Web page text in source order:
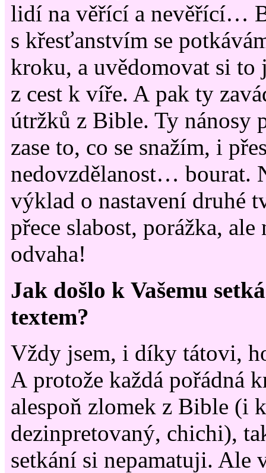
lidí na věřící a nevěřící…
s křesťanstvím se
kroku, a uvědomovat si to
z cest k víře. A pak ty
útržků z Bible. Ty nánosy
zase to, co se snažím, i
nedovzdělanost… bourat.
výklad o nastavení druhé
přece slabost, porážka, ale
odvaha!
Jak došlo k Vašemu
textem?
Vždy jsem, i díky tátovi,
A protože každá pořádná
alespoň zlomek z Bible (i
dezinpretovaný, chichi),
setkání si nepamatuji. Ale